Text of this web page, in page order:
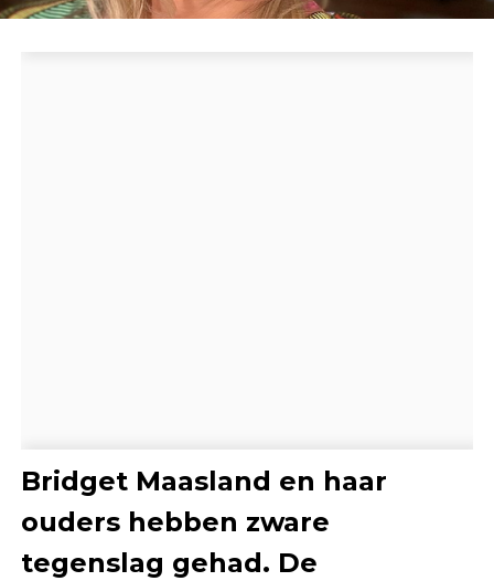
Bridget Maasland en haar
ouders hebben zware
tegenslag gehad. De